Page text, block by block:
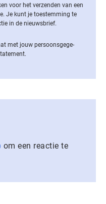
voor het verzenden van een
Je kunt je toestemming te
in de nieuwsbrief.
met jouw per­soons­ge­ge­
om een reactie te